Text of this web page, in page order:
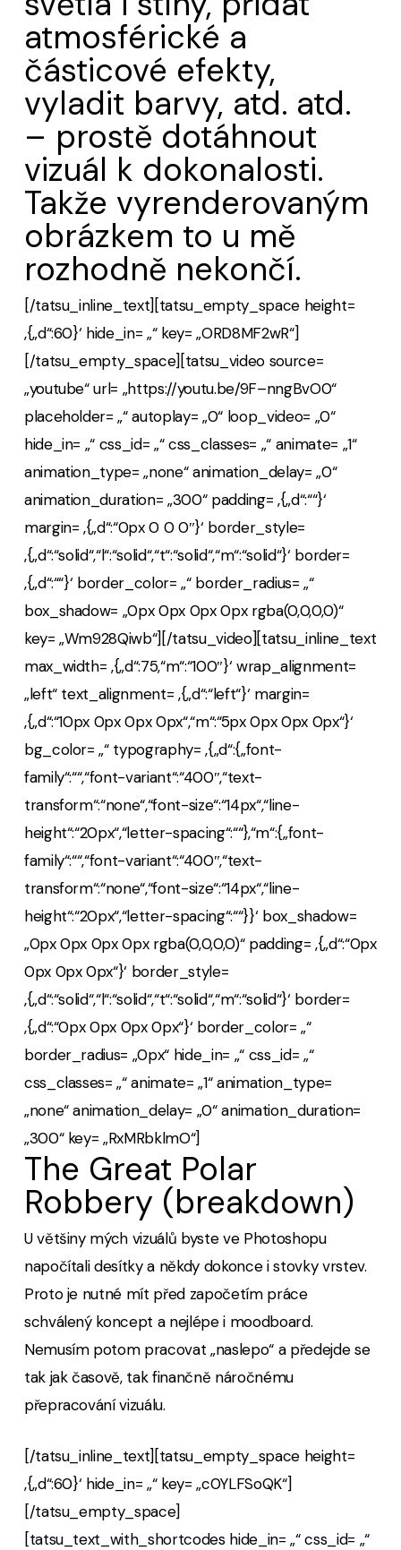
atmosférické a
částicové efekty,
vyladit barvy, atd. atd.
– prostě dotáhnout
vizuál k dokonalosti.
Takže vyrenderovaným
obrázkem to u mě
rozhodně nekončí.
[/tatsu_inline_text][tatsu_empty_space height=
‚{„d“:60}‘ hide_in= „“ key= „ORD8MF2wR“]
[/tatsu_empty_space][tatsu_video source=
„youtube“ url= „https://youtu.be/9F–nngBvO0“
placeholder= „“ autoplay= „0“ loop_video= „0“
hide_in= „“ css_id= „“ css_classes= „“ animate= „1“
animation_type= „none“ animation_delay= „0“
animation_duration= „300“ padding= ‚{„d“:““}‘
margin= ‚{„d“:“0px 0 0 0″}‘ border_style=
‚{„d“:“solid“,“l“:“solid“,“t“:“solid“,“m“:“solid“}‘ border=
‚{„d“:““}‘ border_color= „“ border_radius= „“
box_shadow= „0px 0px 0px 0px rgba(0,0,0,0)“
key= „Wm928Qiwb“][/tatsu_video][tatsu_inline_text
max_width= ‚{„d“:75,“m“:“100″}‘ wrap_alignment=
„left“ text_alignment= ‚{„d“:“left“}‘ margin=
‚{„d“:“10px 0px 0px 0px“,“m“:“5px 0px 0px 0px“}‘
bg_color= „“ typography= ‚{„d“:{„font-
family“:““,“font-variant“:“400″,“text-
transform“:“none“,“font-size“:“14px“,“line-
height“:“20px“,“letter-spacing“:““},“m“:{„font-
family“:““,“font-variant“:“400″,“text-
transform“:“none“,“font-size“:“14px“,“line-
height“:“20px“,“letter-spacing“:““}}‘ box_shadow=
„0px 0px 0px 0px rgba(0,0,0,0)“ padding= ‚{„d“:“0px
0px 0px 0px“}‘ border_style=
‚{„d“:“solid“,“l“:“solid“,“t“:“solid“,“m“:“solid“}‘ border=
‚{„d“:“0px 0px 0px 0px“}‘ border_color= „“
border_radius= „0px“ hide_in= „“ css_id= „“
css_classes= „“ animate= „1“ animation_type=
„none“ animation_delay= „0“ animation_duration=
„300“ key= „RxMRbklmO“]
The Great Polar
Robbery (breakdown)
U většiny mých vizuálů byste ve Photoshopu
napočítali desítky a někdy dokonce i stovky vrstev.
Proto je nutné mít před započetím práce
schválený koncept a nejlépe i moodboard.
Nemusím potom pracovat „naslepo“ a předejde se
tak jak časově, tak finančně náročnému
přepracování vizuálu.
[/tatsu_inline_text][tatsu_empty_space height=
‚{„d“:60}‘ hide_in= „“ key= „c0YLFSoQK“]
[/tatsu_empty_space]
[tatsu_text_with_shortcodes hide_in= „“ css_id= „“